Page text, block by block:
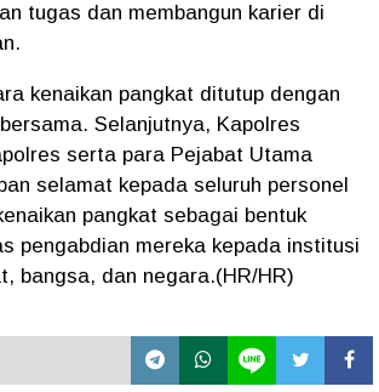
tugas dan membangun karier di
kenaikan pangkat ditutup dengan
Selanjutnya, Kapolres
serta para Pejabat Utama
selamat kepada seluruh personel
pangkat sebagai bentuk
pengabdian mereka kepada institusi
bangsa, dan negara.(HR/HR)